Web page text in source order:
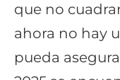
que no
ahora no hay
pueda